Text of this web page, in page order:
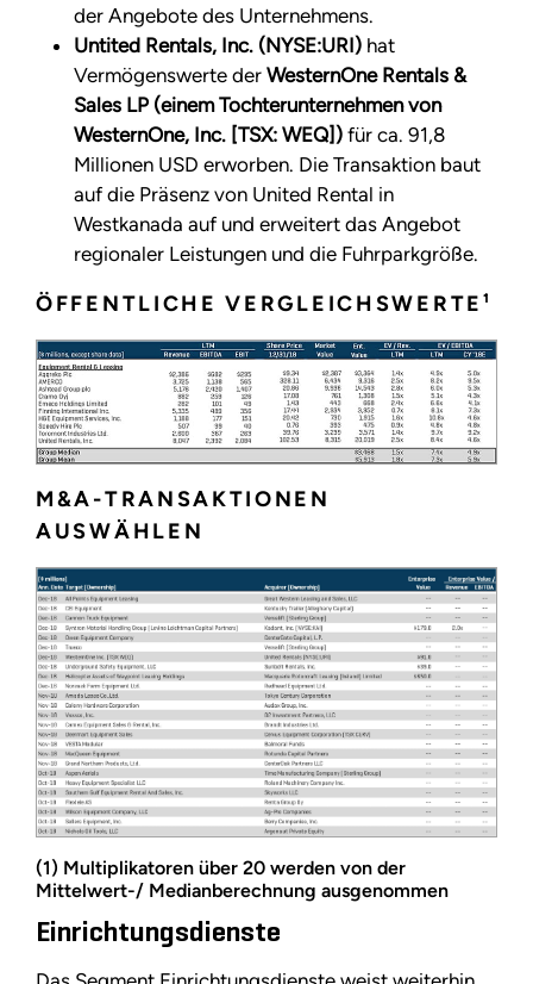
der Angebote des Unternehmens.
Untited Rentals, Inc. (NYSE:URI) hat
Vermögenswerte der WesternOne Rentals &
Sales LP (einem Tochterunternehmen von
WesternOne, Inc. [TSX: WEQ]) für ca. 91,8
Millionen USD erworben. Die Transaktion baut
auf die Präsenz von United Rental in
Westkanada auf und erweitert das Angebot
regionaler Leistungen und die Fuhrparkgröße.
ÖFFENTLICHE VERGLEICHSWERTE¹
M&A-TRANSAKTIONEN
AUSWÄHLEN
(1) Multiplikatoren über 20 werden von der
Mittelwert-/ Medianberechnung ausgenommen
Einrichtungsdienste